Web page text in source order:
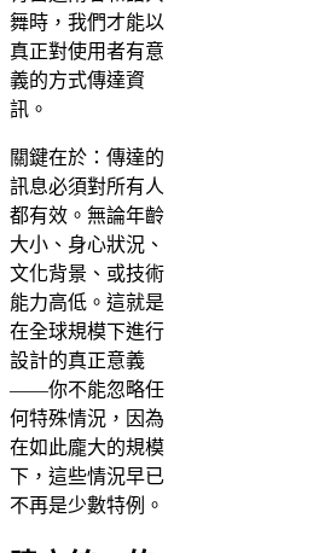
舞時，我們才能以
真正對使用者有意
義的方式傳達資
訊。
關鍵在於：傳達的
訊息必須對所有人
都有效。無論年齡
大小、身心狀況、
文化背景、或技術
能力高低。這就是
在全球規模下進行
設計的真正意義
——你不能忽略任
何特殊情況，因為
在如此龐大的規模
下，這些情況早已
不再是少數特例。